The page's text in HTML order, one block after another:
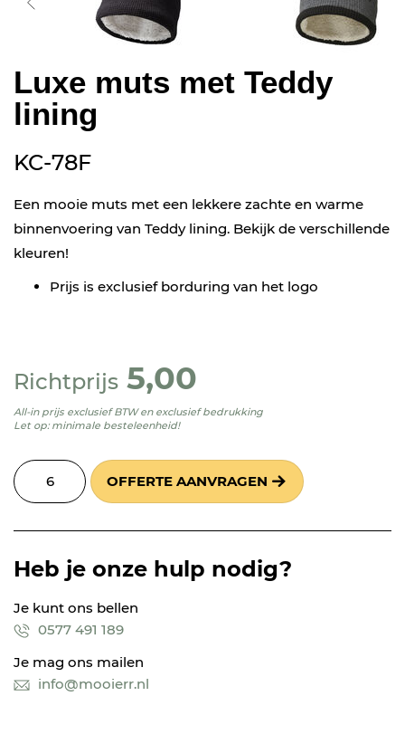
Luxe muts met Teddy
lining
KC-78F
Een mooie muts met een lekkere zachte en warme
binnenvoering van Teddy lining. Bekijk de verschillende
kleuren!
Prijs is exclusief borduring van het logo
Richtprijs 5,00
All-in prijs exclusief BTW en exclusief bedrukking
Let op: minimale besteleenheid!
OFFERTE AANVRAGEN
Heb je onze hulp nodig?
Je kunt ons bellen
0577 491 189
Je mag ons mailen
info@mooierr.nl